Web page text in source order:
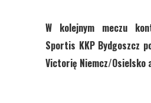
W kolejnym meczu
Sportis KKP Bydgoszcz
Victorię Niemcz/Osielsko